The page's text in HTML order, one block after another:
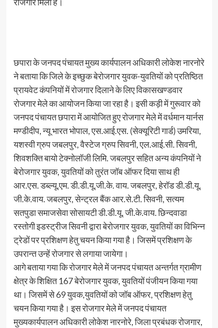
रोजगार मिला है।
छपारा के जनपद पंचायत मुख्य कार्यपालन अधिकारी लोकेश नारनोरे
ने बताया कि जिले के इच्छुक बेरोजगार युवक-युवतियों को प्रतिष्ठित
प्रायवेट कंपनियों में रोजगार दिलाने के लिए विकासखण्डवार
रोजगार मेले का आयोजन किया जा रहा है। इसी कड़ी में गुरूवार को
जनपद पंचायत छपारा में आयोजित हुए रोजगार मेले में वर्धमान यार्नस
मण्डीदीप, न्यू भारत भोपाल, एस.आई.एस. (सेक्यूरिटी गार्ड) उमरिया,
यशस्वी ग्रुप जबलपुर, वैस्टेज ग्रुप सिवनी, एल.आई.सी. सिवनी,
शिवशक्ति बायो टेक्नोलॉजी लिमि. जबलपुर सहित अन्य कंपनियों ने
बेरोजगार युवक, युवतियों को तुरंत जॉब ऑफर दिया साथ ही
आर.एस. डब्ल्यू.एम. डी.डी.यू.जी.के. वाय. जबलपुर, हेरॉड डी.डी.यू.
जी.के.वाय. जबलपुर, सेन्ट्रल बैंक आर.से.टी. सिवनी, सत्यम
सतपुडा समाजसेवा सोसायटी डी.डी.यू. जी.के.वाय. छिन्दवाडा
रस्तोगी इडस्ट्रीज सिवनी द्वारा बेरोजगार युवक, युवतियों का विभिन्न
ट्रेडों पर प्रशिक्षण हेतु चयन किया गया है। जिसमें प्रशिक्षण के
उपरान्त उन्हें रोजगार से लगाया जायेगा।
आगे बताया गया कि रोजगार मेले में जनपद पंचायत अन्तर्गत ग्रामीण
क्षेत्र के शिक्षित 167 बेरोजगार युवक, युवतियों पंजीयन किया गया
था। जिसमें से 69 युवक,युवतियों को जॉब ऑफर, प्रशिक्षण हेतु
चयन किया गया है। इस रोजगार मेले में जनपद पंचायत
मुख्यकार्यपालन अधिकारी लोकेश नारनोरे, जिला प्रबंधक रोजगार,